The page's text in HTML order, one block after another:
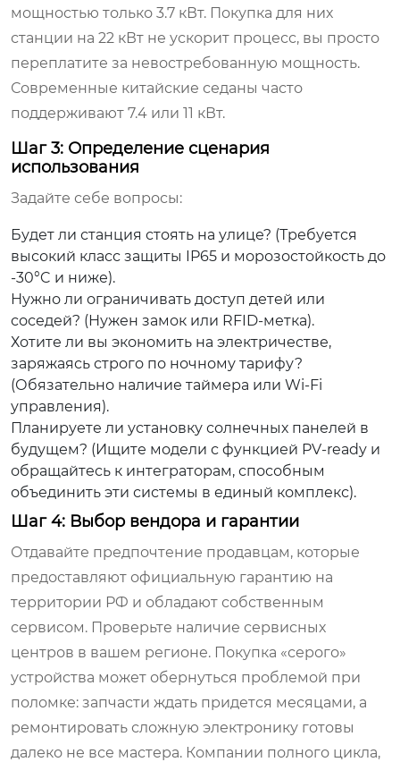
мощностью только 3.7 кВт. Покупка для них
станции на 22 кВт не ускорит процесс, вы просто
переплатите за невостребованную мощность.
Современные китайские седаны часто
поддерживают 7.4 или 11 кВт.
Шаг 3: Определение сценария
использования
Задайте себе вопросы:
Будет ли станция стоять на улице? (Требуется
высокий класс защиты IP65 и морозостойкость до
-30°C и ниже).
Нужно ли ограничивать доступ детей или
соседей? (Нужен замок или RFID-метка).
Хотите ли вы экономить на электричестве,
заряжаясь строго по ночному тарифу?
(Обязательно наличие таймера или Wi-Fi
управления).
Планируете ли установку солнечных панелей в
будущем? (Ищите модели с функцией PV-ready и
обращайтесь к интеграторам, способным
объединить эти системы в единый комплекс).
Шаг 4: Выбор вендора и гарантии
Отдавайте предпочтение продавцам, которые
предоставляют официальную гарантию на
территории РФ и обладают собственным
сервисом. Проверьте наличие сервисных
центров в вашем регионе. Покупка «серого»
устройства может обернуться проблемой при
поломке: запчасти ждать придется месяцами, а
ремонтировать сложную электронику готовы
далеко не все мастера. Компании полного цикла,